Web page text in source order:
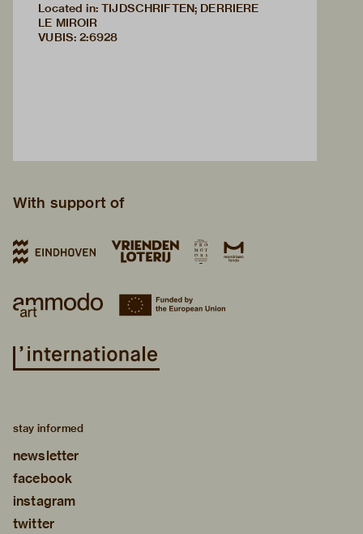
Located in: TIJDSCHRIFTEN; DERRIERE
LE MIROIR
VUBIS: 2:6928
With support of
stay informed
newsletter
facebook
instagram
twitter